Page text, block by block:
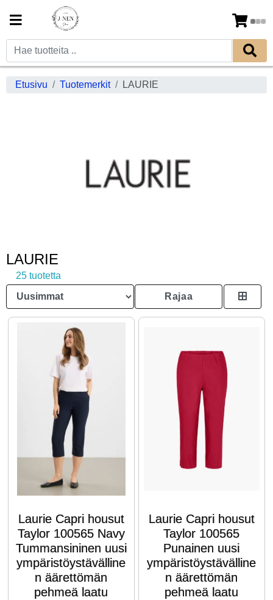
Etusivu Tuotemerkit LAURIE
LAURIE
25 tuotetta
Rajaa
Laurie Capri housut
Taylor 100565 Navy
Tummansininen uusi
ympäristöystävälline
n äärettömän
pehmeä laatu
Laurie Capri housut
Taylor 100565
Punainen uusi
ympäristöystävälline
n äärettömän
pehmeä laatu